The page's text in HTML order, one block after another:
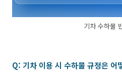
기차 수하물
Q: 기차 이용 시 수하물 규정은 어